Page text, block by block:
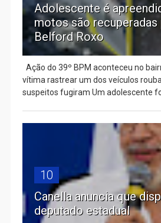
Adolescente é
motos são
Belford Roxo
Ação do 39º BPM aconteceu no
vítima rastrear um dos veículos
suspeitos fugiram Um adolescente
10
Canella anuncia que
deputado estadual